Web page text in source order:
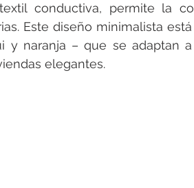
conductiva, permite la
Este diseño minimalista
y naranja – que se adaptan
elegantes.